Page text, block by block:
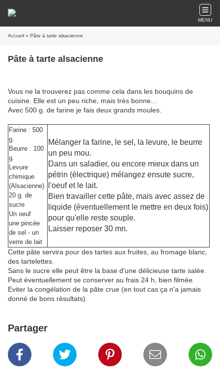
MENU
Accueil » Pâte à tarte alsacienne
Pâte à tarte alsacienne
Vous ne la trouverez pas comme cela dans les bouquins de
cuisine. Elle est un peu riche, mais très bonne...
Avec 500 g. de farine je fais deux grands moules.
Farine : 500
g.
Beurre : 100
g.
Levure
chimique
(Alsacienne)
20 g. de
sucre
Un oeuf
une pincée
de sel - un
verre de lait
Mélanger la farine, le sel, la levure, le beurre
un peu mou.
Dans un saladier, ou encore mieux dans un
pétrin (électrique) mélangez ensute sucre,
l'oeuf et le lait.
Bien travailler cette pâte, mais avec assez de
liquide (éventuellement le mettre en deux fois)
pour qu'elle reste souple.
Laisser reposer 30 mn.
Cette pâte servira pour des tartes aux fruites, au fromage blanc,
des tartelettes.
Sans le sucre elle peut être la base d'une délicieuse tarte salée.
Peut éventuellement se conserver au frais 24 h, bien filmée.
Eviter la congélation de la pâte crue (en tout cas ça n'a jamais
donné de bons résultats).
Partager